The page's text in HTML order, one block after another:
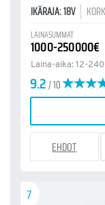
IKÄRAJA: 18V
LAINASUMMAT
1000-250000€
Laina-aika: 12-
9.2/ 10
EHDOT
7